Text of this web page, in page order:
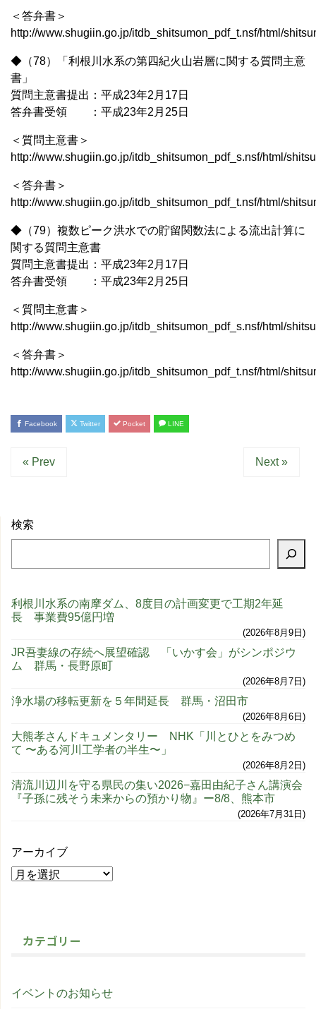
＜答弁書＞
http://www.shugiin.go.jp/itdb_shitsumon_pdf_t.nsf/html/
◆（78）「利根川水系の第四紀火山岩層に関する質問主意
書」
質問主意書提出：平成23年2月17日
答弁書受領 ：平成23年2月25日
＜質問主意書＞
http://www.shugiin.go.jp/itdb_shitsumon_pdf_s.nsf/html/
＜答弁書＞
http://www.shugiin.go.jp/itdb_shitsumon_pdf_t.nsf/html/
◆（79）複数ピーク洪水での貯留関数法による流出計算に
関する質問主意書
質問主意書提出：平成23年2月17日
答弁書受領 ：平成23年2月25日
＜質問主意書＞
http://www.shugiin.go.jp/itdb_shitsumon_pdf_s.nsf/html/
＜答弁書＞
http://www.shugiin.go.jp/itdb_shitsumon_pdf_t.nsf/html/
Facebook Twitter Pocket LINE
« Prev Next »
検索
利根川水系の南摩ダム、8度目の計画変更で工期2年延
長 事業費95億円増
2026年8月9日
JR吾妻線の存続へ展望確認 「いかす会」がシンポジウ
ム 群馬・長野原町
2026年8月7日
浄水場の移転更新を５年間延長 群馬・沼田市
2026年8月6日
大熊孝さんドキュメンタリー NHK「川とひとをみつめ
て 〜ある河川工学者の半生〜」
2026年8月2日
清流川辺川を守る県民の集い2026−嘉田由紀子さん講演会
『子孫に残そう未来からの預かり物』ー8/8、熊本市
2026年7月31日
アーカイブ
カテゴリー
イベントのお知らせ